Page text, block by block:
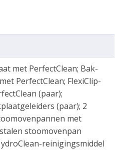
met PerfectClean; Bak-
PerfectClean; FlexiClip-
(paar);
(paar); 2
met
stoomovenpan
reinigingsmiddel